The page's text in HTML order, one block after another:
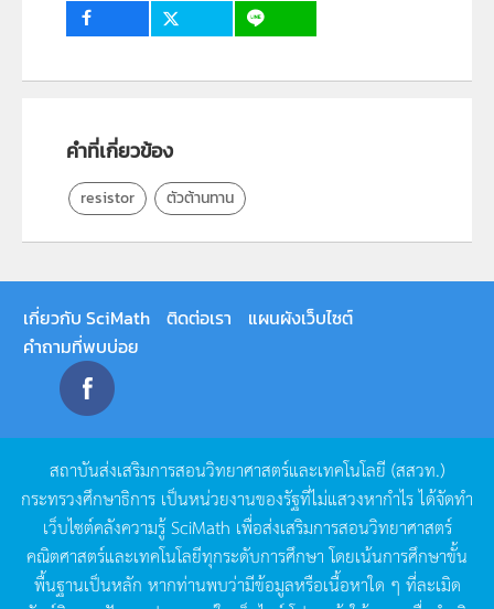
คำที่เกี่ยวข้อง
resistor ตัวต้านทาน
เกี่ยวกับ SciMath ติดต่อเรา
แผนผังเว็บไซต์
คำถามที่พบบ่อย
สถาบันส่งเสริมการสอนวิทยาศาสตร์และเทคโนโลยี (สสวท.)
กระทรวงศึกษาธิการ เป็นหน่วยงานของรัฐที่ไม่แสวงหากำไรได้จัดทำ
เว็บไซต์คลังความรู้SciMath เพื่อส่งเสริมการสอนวิทยาศาสตร์
คณิตศาสตร์และเทคโนโลยีทุกระดับการศึกษา โดยเน้นการศึกษาขั้น
พื้นฐานเป็นหลัก หากท่านพบว่ามีข้อมูลหรือเนื้อหาใด ๆ ที่ละเมิด